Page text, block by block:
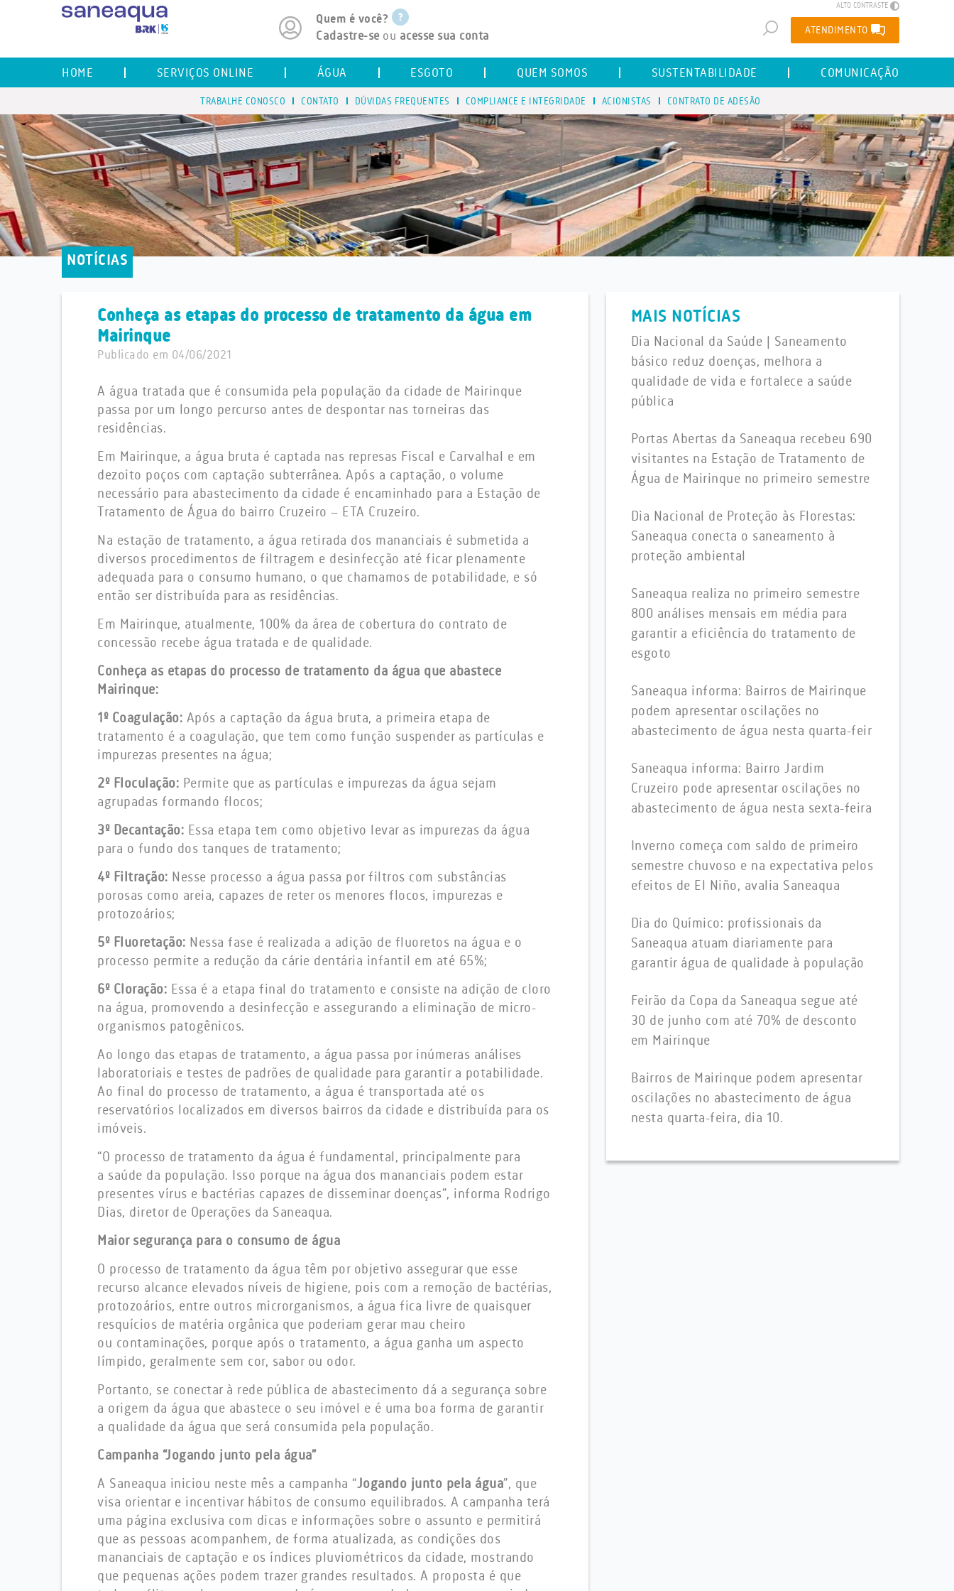
ALTO CONTRASTE
Quem é você?
Cadastre-seou acesse sua conta ATENDIMENTO
HOME SERVIÇOS ONLINE ÁGUA ESGOTO QUEM SOMOS SUSTENTABILIDADE COMUNICAÇÃO
TRABALHE CONOSCO CONTATO DÚVIDAS FREQUENTES COMPLIANCE E INTEGRIDADE ACIONISTAS CONTRATO DE ADESÃO
NOTÍCIAS
Conheça as etapas do processo de tratamento da água em
Mairinque
Publicado em 04/06/2021
A água tratada que é consumida pela população da cidade de Mairinque
passa por um longo percurso antes de despontar nas torneiras das
residências.
Em Mairinque, a água bruta é captada nas represas Fiscal e Carvalhal e em
dezoito poços com captação subterrânea. Após a captação, o volume
necessário para abastecimento da cidade é encaminhado para a Estação de
Tratamento de Água do bairro Cruzeiro – ETA Cruzeiro.
Na estação de tratamento, a água retirada dos mananciais é submetida a
diversos procedimentos de filtragem e desinfecção até ficar plenamente
adequada para o consumo humano, o que chamamos de potabilidade, e só
então ser distribuída para as residências.
Em Mairinque, atualmente, 100% da área de cobertura do contrato de
concessão recebe água tratada e de qualidade.
Conheça as etapas do processo de tratamento da água que abastece
Mairinque:
1º Coagulação: Após a captação da água bruta, a primeira etapa de
tratamento é a coagulação, que tem como função suspender as partículas e
impurezas presentes na água;
2º Floculação: Permite que as partículas e impurezas da água sejam
agrupadas formando flocos;
3º Decantação: Essa etapa tem como objetivo levar as impurezas da água
para o fundo dos tanques de tratamento;
4º Filtração: Nesse processo a água passa por filtros com substâncias
porosas como areia, capazes de reter os menores flocos, impurezas e
protozoários;
5º Fluoretação: Nessa fase é realizada a adição de fluoretos na água e o
processo permite a redução da cárie dentária infantil em até 65%;
6º Cloração: Essa é a etapa final do tratamento e consiste na adição de cloro
na água, promovendo a desinfecção e assegurando a eliminação de micro-
organismos patogênicos.
Ao longo das etapas de tratamento, a água passa por inúmeras análises
laboratoriais e testes de padrões de qualidade para garantir a potabilidade.
Ao final do processo de tratamento, a água é transportada até os
reservatórios localizados em diversos bairros da cidade e distribuída para os
imóveis.
“O processo de tratamento da água é fundamental, principalmente para
a saúde da população. Isso porque na água dos mananciais podem estar
presentes vírus e bactérias capazes de disseminar doenças”, informa Rodrigo
Dias, diretor de Operações da Saneaqua.
Maior segurança para o consumo de água
O processo de tratamento da água têm por objetivo assegurar que esse
recurso alcance elevados níveis de higiene, pois com a remoção de bactérias,
protozoários, entre outros microrganismos, a água fica livre de quaisquer
resquícios de matéria orgânica que poderiam gerar mau cheiro
ou contaminações, porque após o tratamento, a água ganha um aspecto
límpido, geralmente sem cor, sabor ou odor.
Portanto, se conectar à rede pública de abastecimento dá a segurança sobre
a origem da água que abastece o seu imóvel e é uma boa forma de garantir
a qualidade da água que será consumida pela população.
Campanha “Jogando junto pela água”
A Saneaqua iniciou neste mês a campanha “Jogando junto pela água”, que
visa orientar e incentivar hábitos de consumo equilibrados. A campanha terá
uma página exclusiva com dicas e informações sobre o assunto e permitirá
que as pessoas acompanhem, de forma atualizada, as condições dos
mananciais de captação e os índices pluviométricos da cidade, mostrando
que pequenas ações podem trazer grandes resultados. A proposta é que
MAIS NOTÍCIAS
Dia Nacional da Saúde | Saneamento
básico reduz doenças, melhora a
qualidade de vida e fortalece a saúde
pública
Portas Abertas da Saneaqua recebeu 690
visitantes na Estação de Tratamento de
Água de Mairinque no primeiro semestre
Dia Nacional de Proteção às Florestas:
Saneaqua conecta o saneamento à
proteção ambiental
Saneaqua realiza no primeiro semestre
800 análises mensais em média para
garantir a eficiência do tratamento de
esgoto
Saneaqua informa: Bairros de Mairinque
podem apresentar oscilações no
abastecimento de água nesta quarta-feir
Saneaqua informa: Bairro Jardim
Cruzeiro pode apresentar oscilações no
abastecimento de água nesta sexta-feira
Inverno começa com saldo de primeiro
semestre chuvoso e na expectativa pelos
efeitos de El Niño, avalia Saneaqua
Dia do Químico: profissionais da
Saneaqua atuam diariamente para
garantir água de qualidade à população
Feirão da Copa da Saneaqua segue até
30 de junho com até 70% de desconto
em Mairinque
Bairros de Mairinque podem apresentar
oscilações no abastecimento de água
nesta quarta-feira, dia 10.